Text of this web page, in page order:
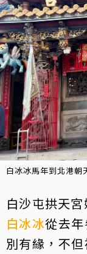
白冰冰馬年到北港朝
白沙屯拱天
白冰冰從去
別有緣，不